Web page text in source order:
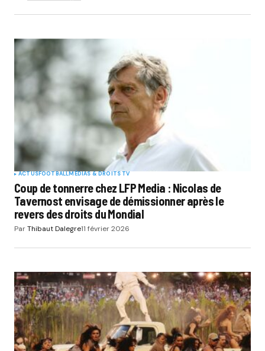
ACTUSFOOTBALLMÉDIAS & DROITS TV
Coup de tonnerre chez LFP Media : Nicolas de
Tavernost envisage de démissionner après le
revers des droits du Mondial
ParThibaut Dalegre11 février 2026